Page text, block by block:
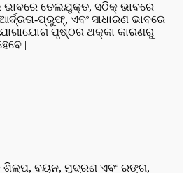
ତେଲଯୁକ୍ତ, ସଠିକ୍ ଭାବରେ
ପ୍ରୁଫ୍, ଏବଂ ସାଧାରଣ ଭାବରେ
ପୃଷ୍ଠର ଥକ୍କା କାରଣରୁ
|
ଶିଳ୍ପ, ବୟନ, ମୁଦ୍ରଣ ଏବଂ ରଙ୍ଗ,